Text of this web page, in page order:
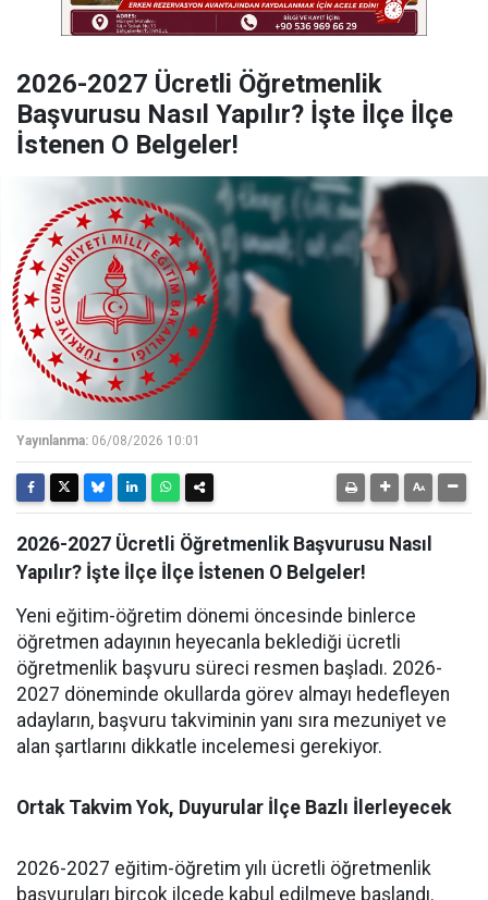
2026-2027 Ücretli Öğretmenlik
Başvurusu Nasıl Yapılır? İşte İlçe İlçe
İstenen O Belgeler!
Yayınlanma: 06/08/2026 10:01
2026-2027 Ücretli Öğretmenlik Başvurusu Nasıl
Yapılır? İşte İlçe İlçe İstenen O Belgeler!
Yeni eğitim-öğretim dönemi öncesinde binlerce
öğretmen adayının heyecanla beklediği ücretli
öğretmenlik başvuru süreci resmen başladı. 2026-
2027 döneminde okullarda görev almayı hedefleyen
adayların, başvuru takviminin yanı sıra mezuniyet ve
alan şartlarını dikkatle incelemesi gerekiyor.
Ortak Takvim Yok, Duyurular İlçe Bazlı İlerleyecek
2026-2027 eğitim-öğretim yılı ücretli öğretmenlik
başvuruları birçok ilçede kabul edilmeye başlandı.